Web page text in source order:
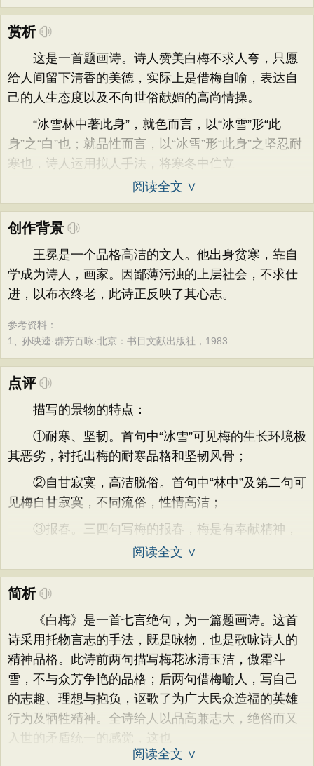
赏析
这是一首题画诗。诗人赞美白梅不求人夸，只愿
给人间留下清香的美德，实际上是借梅自喻，表达自
己的人生态度以及不向世俗献媚的高尚情操。
“冰雪林中著此身”，就色而言，以“冰雪”形“此
身”之“白”也；就品性而言，以“冰雪”形“此身”之坚忍耐
寒也，诗人运用拟人手法，将寒冬中伫立
阅读全文 ∨
创作背景
王冕是一个品格高洁的文人。他出身贫寒，靠自
学成为诗人，画家。因鄙薄污浊的上层社会，不求仕
进，以布衣终老，此诗正反映了其心志。
参考资料：
1、孙映逵·群芳百咏·北京：书目文献出版社，1983
点评
描写的景物的特点：
①耐寒、坚韧。首句中“冰雪”可见梅的生长环境极
其恶劣，衬托出梅的耐寒品格和坚韧风骨；
②自甘寂寞，高洁脱俗。首句中“林中”及第二句可
见梅自甘寂寞，不同流俗，性情高洁；
③报春。三四句写梅的报春，梅是有奉献精神，
阅读全文 ∨
简析
《白梅》是一首七言绝句，为一篇题画诗。这首
诗采用托物言志的手法，既是咏物，也是歌咏诗人的
精神品格。此诗前两句描写梅花冰清玉洁，傲霜斗
雪，不与众芳争艳的品格；后两句借梅喻人，写自己
的志趣、理想与抱负，讴歌了为广大民众造福的英雄
行为及牺牲精神。全诗给人以品高兼志大，绝俗而又
入世的矛盾统一的感觉，这也
阅读全文 ∨